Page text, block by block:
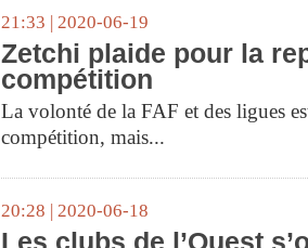
21:33 | 2020-06-19
Zetchi plaide pour la
compétition
La volonté de la FAF et des ligues
compétition, mais...
20:28 | 2020-06-18
Les clubs de l’Ouest